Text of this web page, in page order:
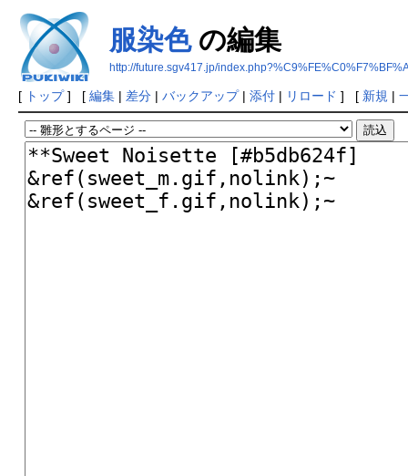
服染色の編集
http://future.sgv417.jp/
[ トップ] [ 編集| 差分| バックアップ| 添付| リロード ] [ 新規 |